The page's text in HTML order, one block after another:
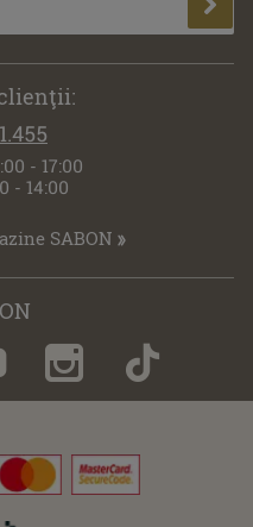
- 17:00
- 14:00
SABON